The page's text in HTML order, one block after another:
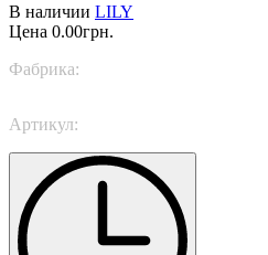
В наличии LILY
Цена 0.00грн.
Фабрика:
Артикул: